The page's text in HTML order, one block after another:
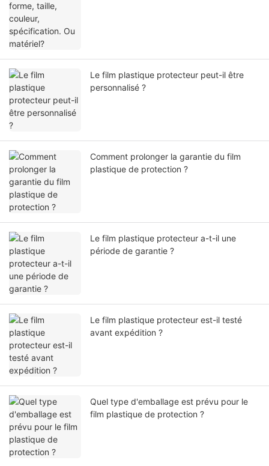
Le film plastique protecteur peut-il être
personnalisé ?
Comment prolonger la garantie du film
plastique de protection ?
Le film plastique protecteur a-t-il une
période de garantie ?
Le film plastique protecteur est-il testé
avant expédition ?
Quel type d'emballage est prévu pour le
film plastique de protection ?